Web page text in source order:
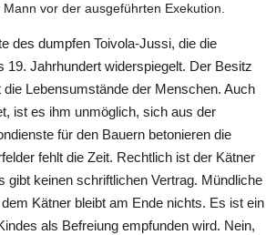
vor der ausgeführten Exekution.
des dumpfen Toivola-Jussi, die die
19. Jahrhundert widerspiegelt. Der Besitz
Lebensumstände der Menschen. Auch
ist es ihm unmöglich, sich aus der
für den Bauern betonieren die
fehlt die Zeit. Rechtlich ist der Kätner
keinen schriftlichen Vertrag. Mündliche
Kätner bleibt am Ende nichts. Es ist ein
als Befreiung empfunden wird. Nein,